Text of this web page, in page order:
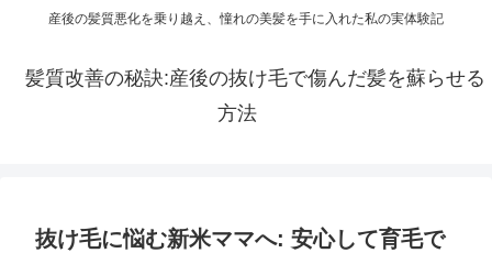
産後の髪質悪化を乗り越え、憧れの美髪を手に入れた私の実体験記
髪質改善の秘訣:産後の抜け毛で傷んだ髪を蘇らせる
方法
抜け毛に悩む新米ママへ: 安心して育毛で